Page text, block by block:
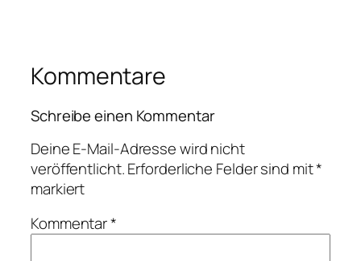
Kommentare
Schreibe einen Kommentar
Deine E-Mail-Adresse wird nicht
veröffentlicht.Erforderliche Felder sind mit*
markiert
Kommentar*